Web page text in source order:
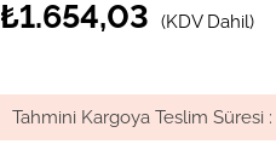
₺1.654,03 (KDV Dahil)
Tahmini Kargoya Teslim Süresi :